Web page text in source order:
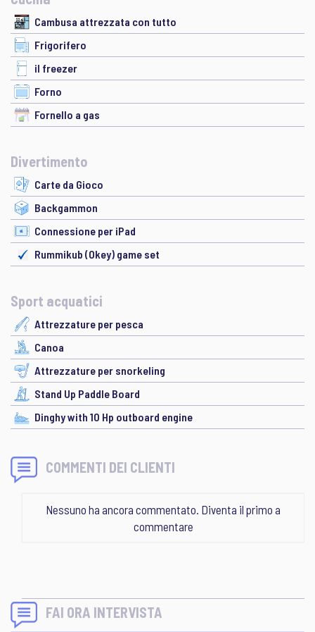
Cambusa attrezzata con tutto
Frigorifero
il freezer
Forno
Fornello a gas
Divertimento
Carte da Gioco
Backgammon
Connessione per iPad
Rummikub (Okey) game set
Sport acquatici
Attrezzature per pesca
Canoa
Attrezzature per snorkeling
Stand Up Paddle Board
Dinghy with 10 Hp outboard engine
COMMENTI DEI CLIENTI
Nessuno ha ancora commentato. Diventa il primo a
commentare
FAI ORA INTERVISTA